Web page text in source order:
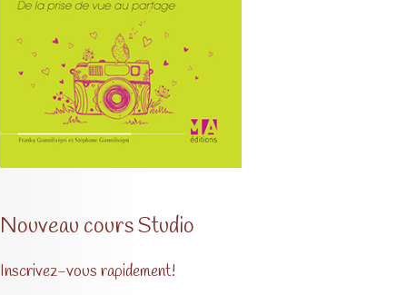
Nouveau cours Studio
Inscrivez-vous rapidement!